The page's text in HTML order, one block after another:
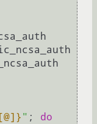
" ; do